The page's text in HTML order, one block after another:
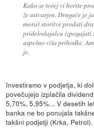
Kako se torej vi borite
že ustvarjen. Drugače je
moraš storitve prodati
pridelodajalcu izpogajati
uspešno viša prihodke.
je.
Investiramo v podjetja, ki
povečujejo izplačila
5,70%, 5,95%... V desetih
banka ne bo ponujala
takšni podjetji (Krka,